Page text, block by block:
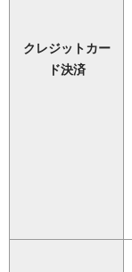
クレジットカー
ド決済